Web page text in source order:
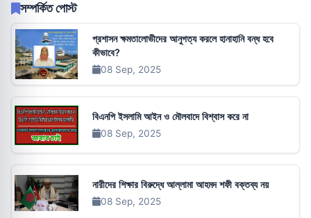
সম্পর্কিত পোস্ট
প্রশাসন ক্ষমতালোভীদের আনুগত্য করলে হানাহানি বন্ধ হবে
কীভাবে?
08 Sep, 2025
বিএনপি ইসলামি আইন ও মৌলবাদে বিশ্বাস করে না
08 Sep, 2025
নারীদের শিক্ষার বিরুদ্ধে আল্লামা আহমদ শফী বক্তব্য নয়
08 Sep, 2025